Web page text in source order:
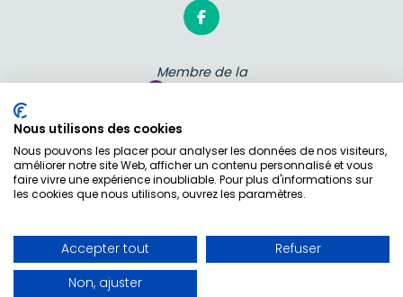

Membre de la
CDC de La Matapédia © 2026. Tous droits réservés
Réalisation Kaleidos agence Web
Nous utilisons des cookies
Nous pouvons les placer pour analyser les données de nos visiteurs,
améliorer notre site Web, afficher un contenu personnalisé et vous
faire vivre une expérience inoubliable. Pour plus d'informations sur
les cookies que nous utilisons, ouvrez les paramètres.
Accepter tout
Refuser
Non, ajuster